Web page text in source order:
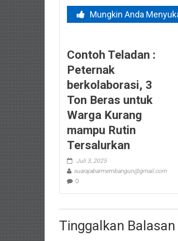
Mungkin Anda
‎Contoh Teladan :
Peternak
berkolaborasi, 3
Ton Beras untuk
Warga Kurang
mampu Rutin
Tersalurkan
Juli 3, 2025
suarajabarmembangun@gmail.com
0
Tinggalkan Balasan